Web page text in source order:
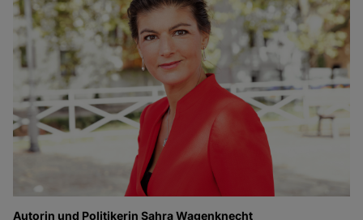
Autorin und Politikerin Sahra Wagenknecht